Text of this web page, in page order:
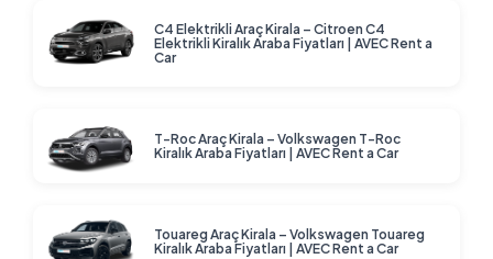
C4 Elektrikli Araç Kirala – Citroen C4
Elektrikli Kiralık Araba Fiyatları | AVEC Rent a
Car
T-Roc Araç Kirala – Volkswagen T-Roc
Kiralık Araba Fiyatları | AVEC Rent a Car
Touareg Araç Kirala – Volkswagen Touareg
Kiralık Araba Fiyatları | AVEC Rent a Car